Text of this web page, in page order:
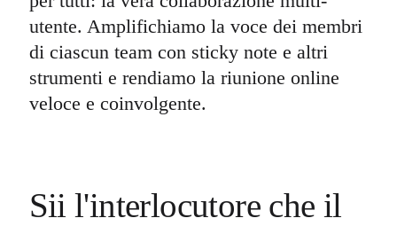
utente. Amplifichiamo la voce dei membri
di ciascun team con sticky note e altri
strumenti e rendiamo la riunione online
veloce e coinvolgente.
Sii l'interlocutore che il